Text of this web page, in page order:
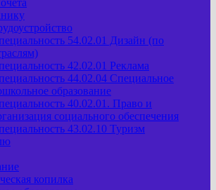
54.02.01 Дизайн (по
42.02.01 Реклама
44.02.04 Специальное
образование
40.02.01. Право и
социального обеспечения
43.02.10 Туризм
копилка